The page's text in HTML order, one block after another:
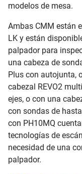
modelos de mesa.
Ambas CMM están
LK y están
palpador para
una cabeza de
Plus con autojunta,
cabezal REVO2
ejes, o con una
con sondas de
con PH10MQ
tecnologías de
necesidad de una
palpador.